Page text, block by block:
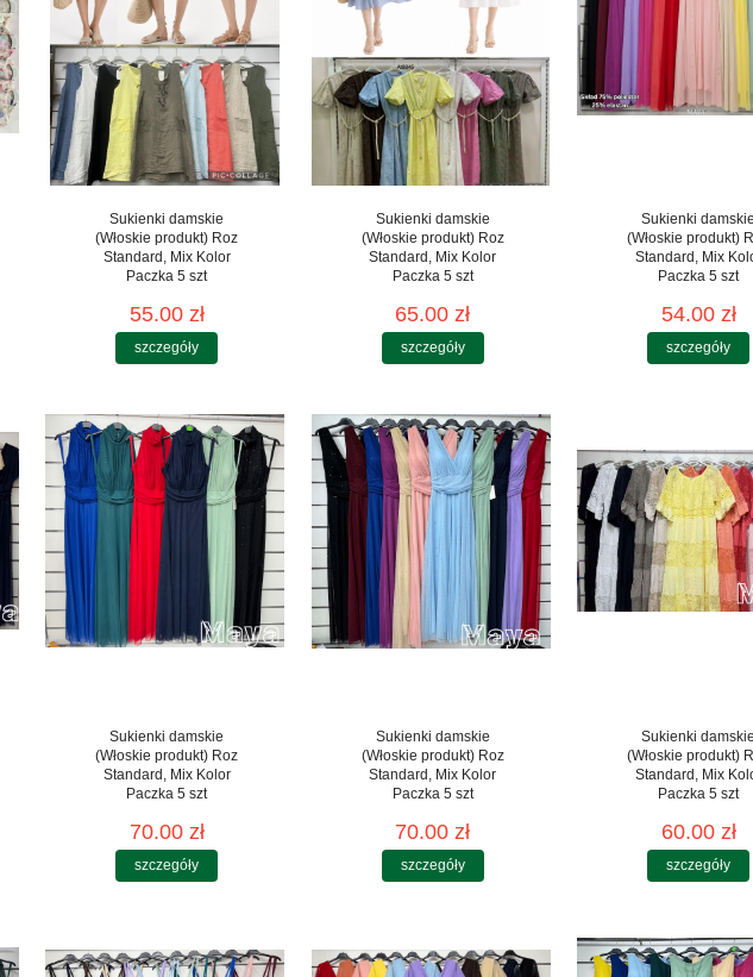
Sukienki damskie
(Włoskie produkt) Roz
Standard, Mix Kolor
Paczka 5 szt
55.00 zł
szczegóły
Sukienki damskie
(Włoskie produkt) Roz
Standard, Mix Kolor
Paczka 5 szt
65.00 zł
szczegóły
Sukienki
(Włoskie produkt)
Standard, Mix
Paczka 5 szt
54.00 zł
szczegóły
Sukienki damskie
(Włoskie produkt) Roz
Standard, Mix Kolor
Paczka 5 szt
70.00 zł
szczegóły
Sukienki damskie
(Włoskie produkt) Roz
Standard, Mix Kolor
Paczka 5 szt
70.00 zł
szczegóły
Sukienki
(Włoskie produkt)
Standard, Mix
Paczka 5 szt
60.00 zł
szczegóły